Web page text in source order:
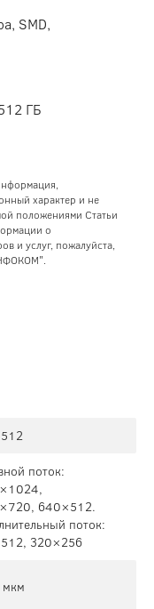
SMD,
ГБ
характер и не
положениями Статьи
о
и услуг, пожалуйста,
поток:
640×512.
поток:
320×256